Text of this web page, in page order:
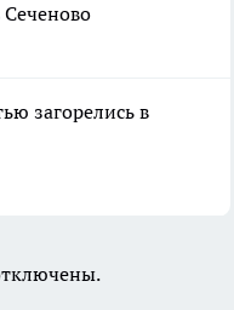
загорелись в